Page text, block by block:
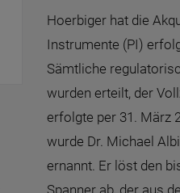
Hoerbiger hat die
Instrumente (PI)
Sämtliche
wurden erteilt, der
erfolgte per 31. März
wurde Dr. Michael
ernannt. Er löst den
Spanner ab, der aus